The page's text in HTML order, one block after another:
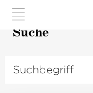
Suche